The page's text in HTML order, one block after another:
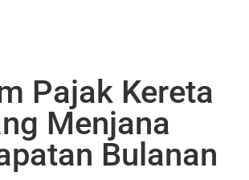
Pajak Kereta
Menjana
Bulanan